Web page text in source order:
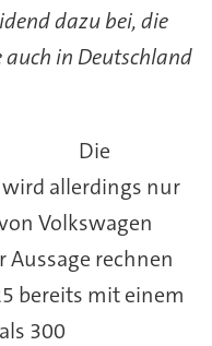
dazu bei, die
in Deutschland
Die
allerdings nur
Volkswagen
Aussage rechnen
bereits mit einem
300